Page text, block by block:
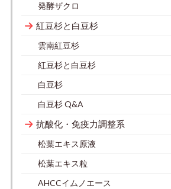
発酵ザクロ
紅豆杉と白豆杉
雲南紅豆杉
紅豆杉と白豆杉
白豆杉
白豆杉 Q&A
抗酸化・免疫力調整系
松葉エキス原液
松葉エキス粒
AHCCイムノエース